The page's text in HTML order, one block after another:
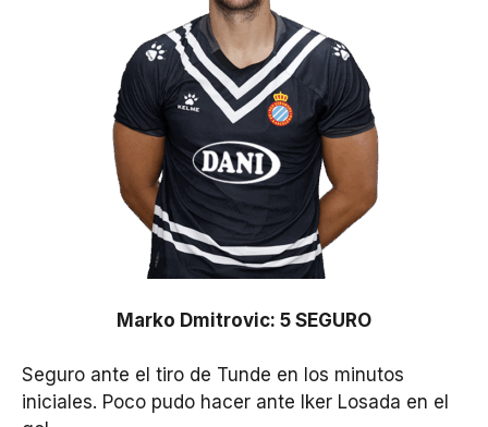
Marko Dmitrovic: 5 SEGURO
Seguro ante el tiro de Tunde en los minutos
iniciales. Poco pudo hacer ante Iker Losada en el